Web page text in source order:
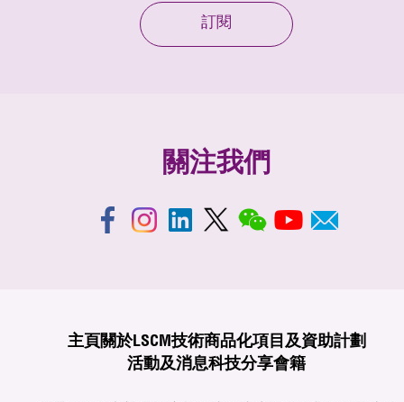
訂閱
關注我們
主頁 關於LSCM技術商品化項目及資助計劃
活動及消息科技分享會籍